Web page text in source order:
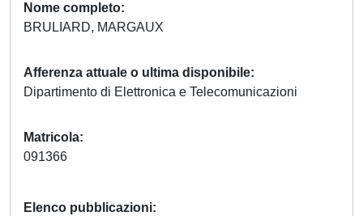
Nome completo
BRULIARD, MARGAUX
Afferenza attuale o ultima disponibile
Dipartimento di Elettronica e Telecomunicazioni
Matricola
091366
Elenco pubblicazioni